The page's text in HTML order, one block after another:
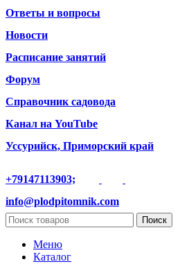
Ответы и вопросы
Новости
Расписание занятий
Форум
Справочник садовода
Канал на YouTube
Уссурийск, Приморский край
+79147113903;
info@plodpitomnik.com
Поиск
Меню
Каталог